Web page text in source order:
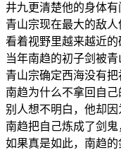
井九更清楚他的身体
青山宗现在最大的敌人
看着视野里越来越近
当年南趋的初子剑被
青山宗确定西海没有把
南趋为什么不拿回自己
别人想不明白，他却因
南趋把自己炼成了剑鬼
如果真是如此，南趋的